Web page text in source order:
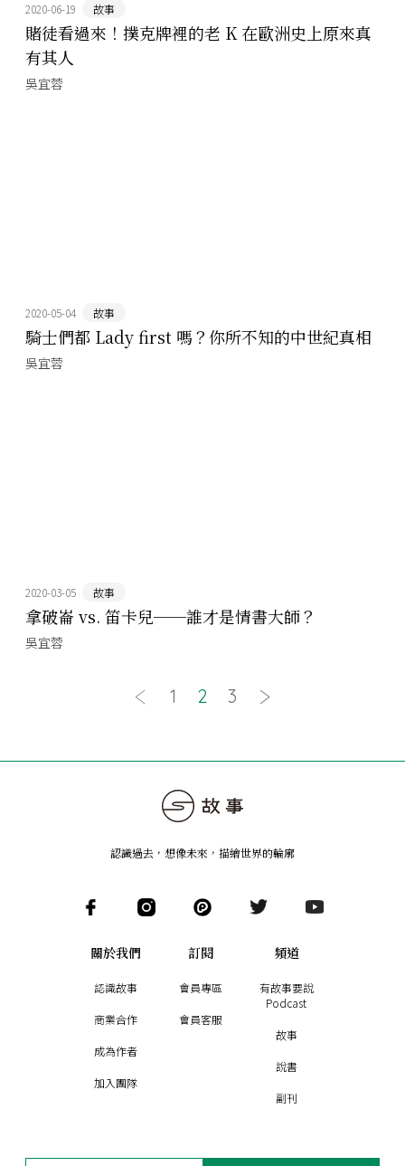
2020-06-19 故事
賭徒看過來！撲克牌裡的老 K 在歐洲史上原來真
有其人
吳宜蓉
2020-05-04 故事
騎士們都 Lady first 嗎？你所不知的中世紀真相
吳宜蓉
2020-03-05 故事
拿破崙 vs. 笛卡兒──誰才是情書大師？
吳宜蓉
1 2 3
認識過去，想像未來 ， 描繪世界的輪廓
關於我們
認識故事
商業合作
成為作者
加入團隊
訂閱
會員專區
會員客服
頻道
有故事要說
Podcast
故事
說書
副刊